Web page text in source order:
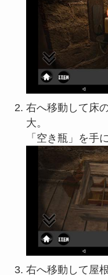
右へ移動して床
大。
「空き瓶」を手
右へ移動して屋